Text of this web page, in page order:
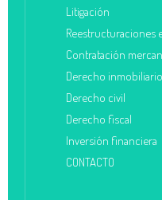
Litigación
Reestructuraciones
Contratación
Derecho
Derecho civil
Derecho fiscal
Inversión financiera
CONTACTO